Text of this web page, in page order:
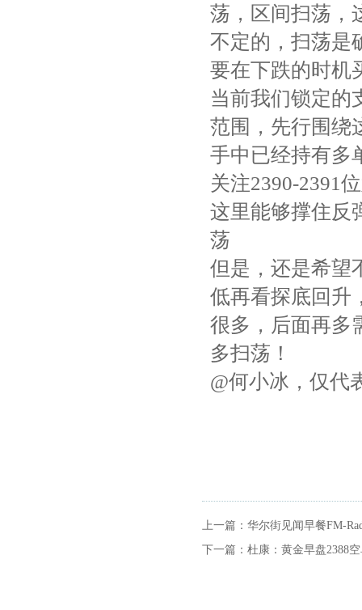
荡，区间扫荡，
不定的，扫荡是
要在下跌的时机
当前我们锁定的
范围，先行围绕
手中已经持有多
关注2390-2391
这里能够撑住反
荡
但是，还是希望
低再看探底回升
很多，后面再多
多扫荡！
@何小冰，仅代
上一篇： 华尔街见闻早餐FM-
下一篇： 杜康：黄金早盘2388